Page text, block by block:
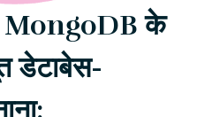
के
डेटाबेस-